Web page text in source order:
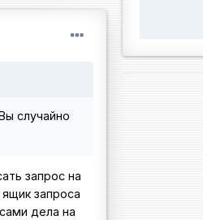
случайно
запрос на
запроса
дела на